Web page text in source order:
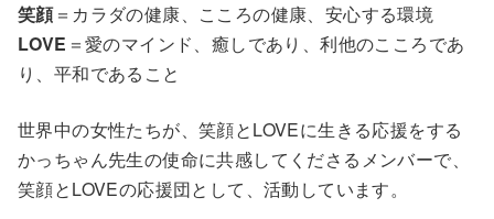
笑顔＝カラダの健康、こころの健康、安心する環境
LOVE ＝愛のマインド、癒しであり、利他のこころであ
り、平和であること
世界中の女性たちが、笑顔とLOVEに生きる応援をする
かっちゃん先生の使命に共感してくださるメンバーで、
笑顔とLOVEの応援団として、活動しています。